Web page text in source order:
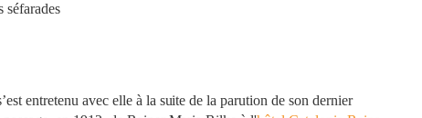
séfarades
entretenu avec elle à la suite de la parution de son dernier